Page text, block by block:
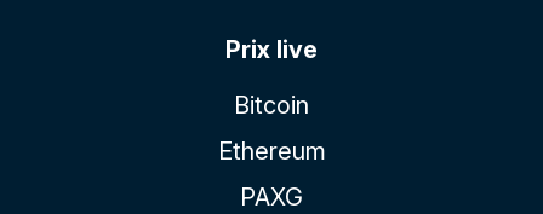
Prix live
Bitcoin
Ethereum
PAXG